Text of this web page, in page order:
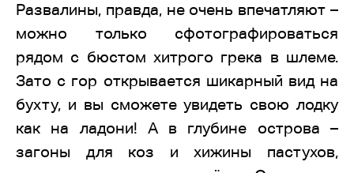
Развалины, правда, не очень впечатляют –
можно только сфотографироваться
рядом с бюстом хитрого грека в шлеме.
Зато с гор открывается шикарный вид на
бухту, и вы сможете увидеть свою лодку
как на ладони! А в глубине острова –
загоны для коз и хижины пастухов,